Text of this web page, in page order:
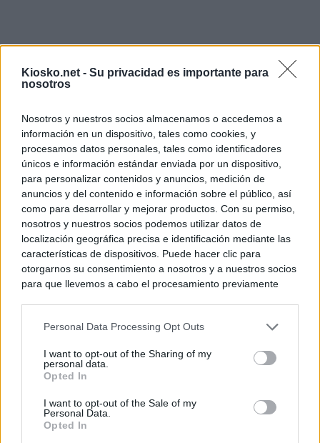
Kiosko.net - Su privacidad es importante para
nosotros
Nosotros y nuestros socios almacenamos o accedemos a
información en un dispositivo, tales como cookies, y
procesamos datos personales, tales como identificadores
únicos e información estándar enviada por un dispositivo,
para personalizar contenidos y anuncios, medición de
anuncios y del contenido e información sobre el público, así
como para desarrollar y mejorar productos. Con su permiso,
nosotros y nuestros socios podemos utilizar datos de
localización geográfica precisa e identificación mediante las
características de dispositivos. Puede hacer clic para
otorgarnos su consentimiento a nosotros y a nuestros socios
para que llevemos a cabo el procesamiento previamente
negar su consentimiento. Tenga en cuenta que algún
de su consentimiento, pero usted tiene el derecho de
rechazar tal procesamiento. Sus preferencias se aplicarán
cualquier momento entrando de nuevo en este sitio web o
visitando nuestra política de privacidad.
Personal Data Processing Opt Outs
I want to opt-out of the Sharing of my
personal data.
Opted In
I want to opt-out of the Sale of my
Personal Data.
Opted In